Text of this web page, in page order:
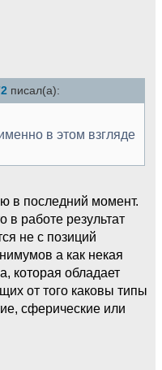
писал(а):
в этом взгляде
в последний момент.
в работе результат
не с позиций
а как некая
которая обладает
от того каковы типы
сферические или